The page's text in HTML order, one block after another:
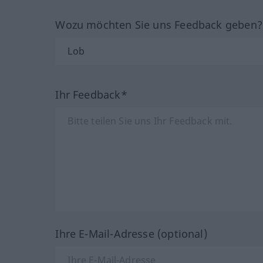
Wozu möchten Sie uns Feedback
Ihr Feedback*
Ihre E-Mail-Adresse (optional)